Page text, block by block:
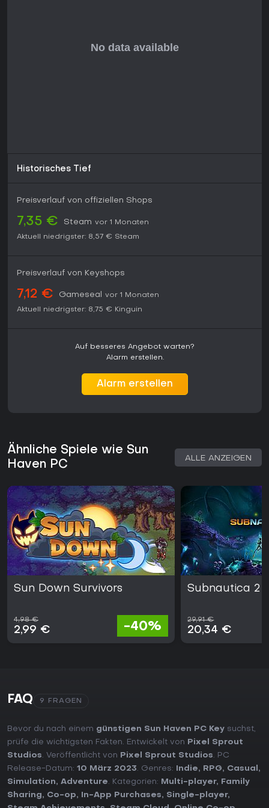
Historisches Tief
Preisverlauf von offiziellen Shops
7,35 € Steam vor 1 Monaten
Aktuell niedrigster: 8,57 € Steam
Preisverlauf von Keyshops
7,12 € Gameseal
vor 1 Monaten
Aktuell niedrigster: 8,75 € Kinguin
Auf besseres Angebot warten?
Alarm erstellen.
Alarm erstellen
Ähnliche Spiele wie Sun
Haven PC
ALLE ANZEIGEN
Sun Down Survivors
4,98 €
2,99 € -40%
Subnautica 2
29,91 €
20,34 €
FAQ 9 FRAGEN
Bevor du nach einem günstigen Sun Haven PC Key suchst,
prüfe die wichtigsten Fakten. Entwickelt von
Pixel Sprout
Studios. Veröffentlicht von Pixel Sprout Studios. PC
Release-Datum: 10 März 2023. Genres: Indie, RPG, Casual ,
Simulation, Adventure. Kategorien: Multi-player,
Family
Sharing, Co-op, In-App Purchases, Single-player,